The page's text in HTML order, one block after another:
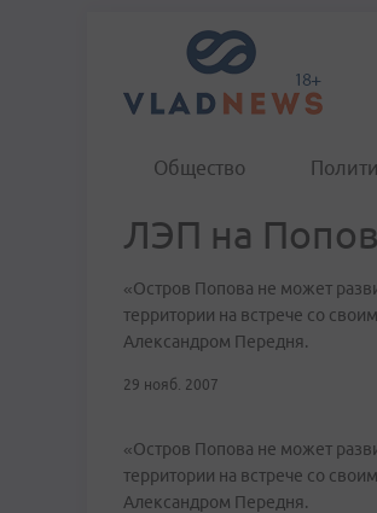
Общество
ЛЭП на
«Остров Попова не может
территории на встрече со
Александром Передня.
29 нояб. 2007
«Остров Попова не может
территории на встрече со
Александром Передня.